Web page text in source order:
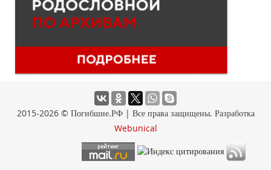
2015-2026 © Погибшие.РФ | Все права защищены. Разработка
Webunical